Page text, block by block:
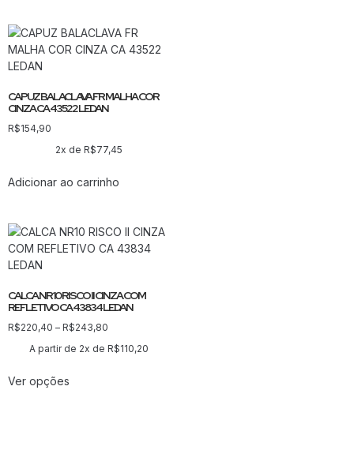
CAPUZ BALACLAVA FR MALHA COR
CINZA CA 43522 LEDAN
R$154,90
2x deR$77,45
Adicionar ao carrinho
CALCA NR10 RISCO II CINZA COM
REFLETIVO CA 43834 LEDAN
R$220,40 – R$243,80
A partir de 2x deR$110,20
Ver opções